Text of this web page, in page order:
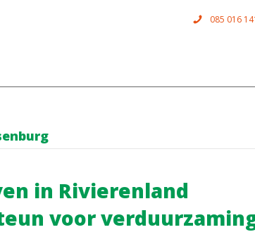
085 016
in Rivierenland
voor